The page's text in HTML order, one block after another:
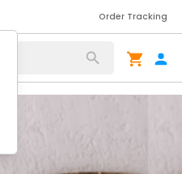
Order Tracking